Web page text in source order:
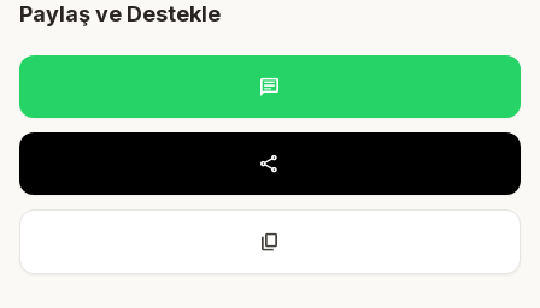
Paylaş ve Destekle
chat
share
content_copy